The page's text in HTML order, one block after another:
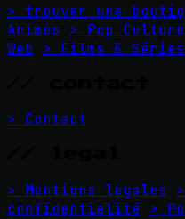
> trouver une
Animés
> Pop Culture
Web > Films & Séries
> Contact
> Mentions légales
confidentialité >